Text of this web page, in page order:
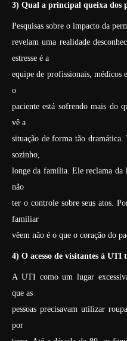
3) Qual a principal queixa dos
Pesquisas sobre o impacto da
revelam uma realidade
estresse é a
equipe de profissionais, médicos
o
paciente está sofrendo mais do
vê a
situação de forma tão dramática.
sozinho,
longe da família. Ele reclama da
não
ter o controle sobre seus atos.
familiar
vêem não é o que o coração do
4) O acesso de visitantes à UTI
A UTI como um lugar
que as
pessoas precisavam utilizar
por